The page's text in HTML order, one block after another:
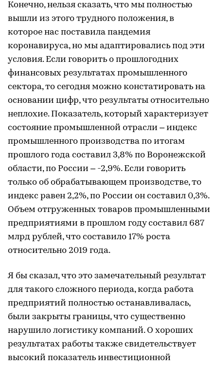
Конечно, нельзя сказать, что мы полностью
вышли из этого трудного положения, в
которое нас поставила пандемия
коронавируса, но мы адаптировались под эти
условия. Если говорить о прошлогодних
финансовых результатах промышленного
сектора, то сегодня можно констатировать на
основании цифр, что результаты относительно
неплохие. Показатель, который характеризует
состояние промышленной отрасли – индекс
промышленного производства по итогам
прошлого года составил 3,8% по Воронежской
области, по России – -2,9%. Если говорить
только об обрабатывающем производстве, то
индекс равен 2,2%, по России он составил 0,3%.
Объем отгруженных товаров промышленными
предприятиями в прошлом году составил 687
млрд рублей, что составило 17% роста
относительно 2019 года.
Я бы сказал, что это замечательный результат
для такого сложного периода, когда работа
предприятий полностью останавливалась,
были закрыты границы, что существенно
нарушило логистику компаний. О хороших
результатах работы также свидетельствует
высокий показатель инвестиционной